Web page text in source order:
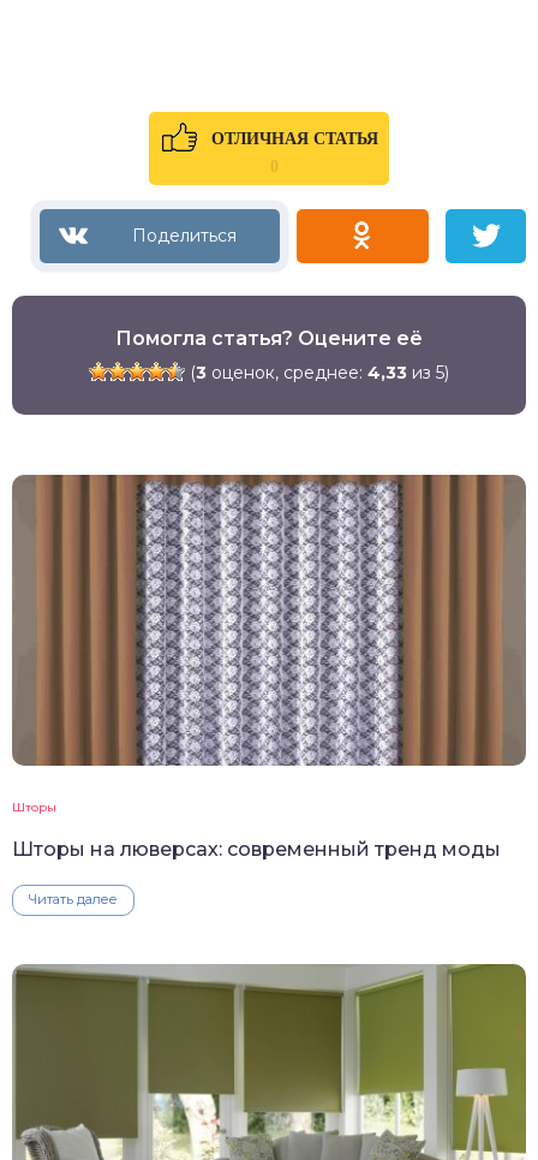
ОТЛИЧНАЯ СТАТЬЯ
0
Помогла статья? Оцените её
(3 оценок, среднее: 4,33 из 5)
Шторы
Шторы на люверсах: современный тренд моды
Читать далее